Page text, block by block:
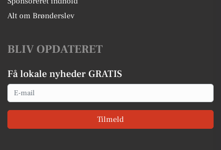
Alt om Brønderslev
BLIV OPDATERET
Få lokale nyheder GRATIS
Email
Tilmeld